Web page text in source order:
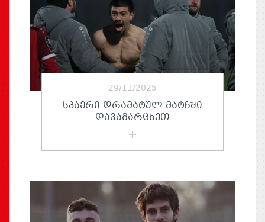
29/11/2025
ᲡᲞᲐᲔᲠᲘ ᲓᲠᲐᲛᲐᲢᲣᲚ ᲛᲐᲢᲩᲨᲘ
ᲓᲐᲕᲐᲛᲐᲠᲪᲮᲔᲗ